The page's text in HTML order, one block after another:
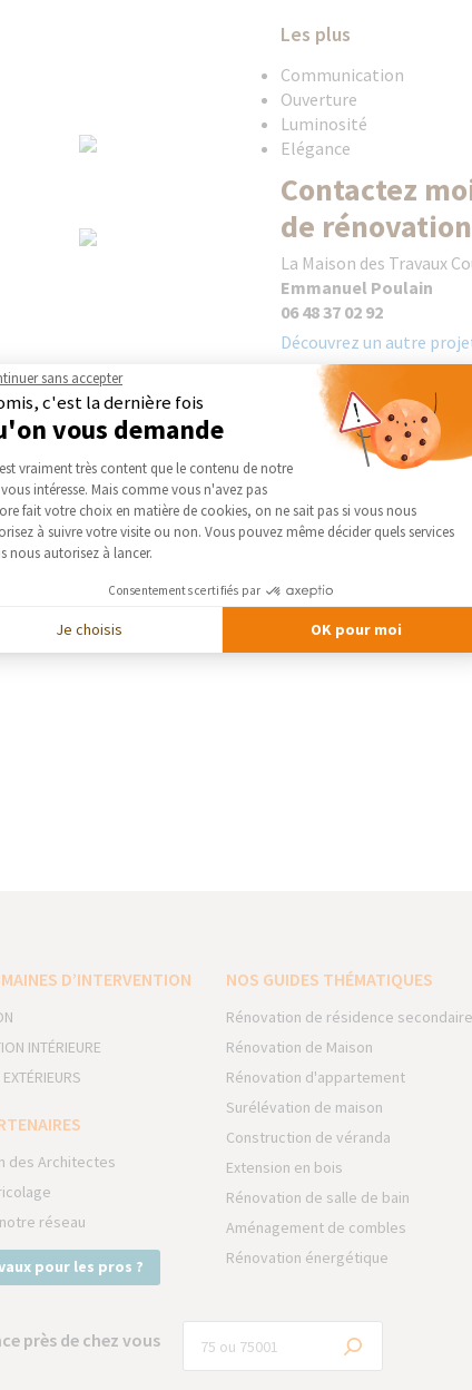
Les plus
Communication
Ouverture
Luminosité
Elégance
Contactez
de
La Maison des Travaux
Emmanuel Poulain
06 48 37 02 92
Découvrez un autre
D’INTERVENTION
INTÉRIEURE
des Architectes
réseau
pour les pros ?
NOS GUIDES THÉMATIQUES
Rénovation de résidence secondaire
Rénovation de Maison
Rénovation d'appartement
Surélévation de maison
Construction de véranda
Extension en bois
Rénovation de salle de bain
Aménagement de combles
Rénovation énergétique
près de chez vous
sans accepter
c'est la dernière fois
vous demande
de Gestion du Consentement :
vraiment très content que le contenu de notre
intéresse. Mais comme vous n'avez pas
fait votre choix en matière de cookies, on ne sait pas si vous nous
à suivre votre visite ou non. Vous pouvez même décider quels services
nous autorisez à lancer.
Consentements certifiés par
Je choisis OK pour moi
Axeptio consent